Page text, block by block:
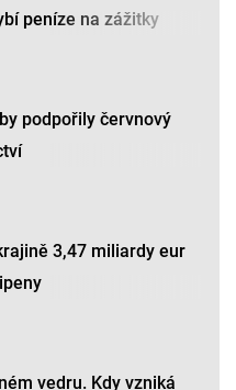
peníze na zážitky
podpořily červnový
3,47 miliardy eur
vedru. Kdy vzniká